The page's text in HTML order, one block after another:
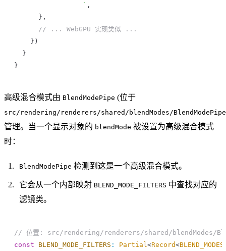
                 `
,
      },
      // ... WebGPU 实现类似 ...
    })
  }
}
高级混合模式由 BlendModePipe (位于
src/rendering/renderers/shared/blendModes/
管理。当一个显示对象的 blendMode 被设置为高级混合模式
时：
BlendModePipe 检测到这是一个高级混合模式。
它会从一个内部映射 BLEND_MODE_FILTERS 中查找对应的
滤镜类。
// 位置: src/rendering/renderers/shared/blendModes/
const BLEND_MODE_FILTERS : Partial <Record<BLEND_MODES